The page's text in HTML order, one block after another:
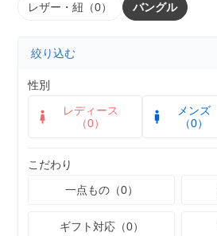
レザー・紐（0） バングル
絞り込む
性別
レディース
（0）
メンズ
（0）
こだわり
一点もの（0）
ギフト対応（0）